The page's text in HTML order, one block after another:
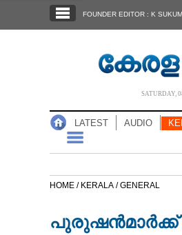
NOTIFIED NEWS
FOUNDER EDITOR : K
SATURDAY,
LATEST AUDIO
HOME / KERALA /GENERAL
പുരുഷൻമാർക്ക്